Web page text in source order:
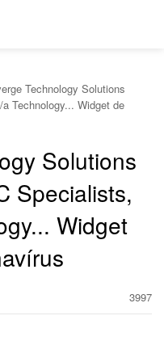
Technology Solutions
Technology... Widget de
Solutions
Specialists,
Widget
3997